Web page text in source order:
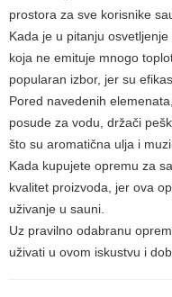
prostora za sve korisnike
Kada je u pitanju
koja ne emituje mnogo
popularan izbor, jer su
Pored navedenih
posude za vodu, držači
što su aromatična ulja i
Kada kupujete opremu za
kvalitet proizvoda, jer ova
uživanje u sauni.
Uz pravilno odabranu
uživati u ovom iskustvu i